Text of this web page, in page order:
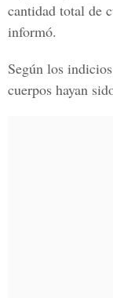
cantidad total de
informó.
Según los
cuerpos hayan